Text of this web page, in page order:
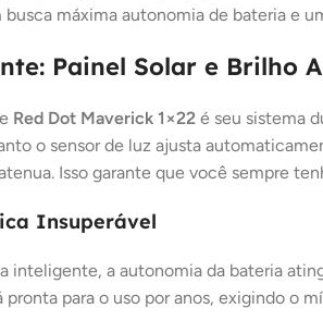
máxima autonomia de bateria e
Painel Solar e Brilho
Red Dot Maverick 1×22 é seu sistema
o sensor de luz ajusta
Isso garante que você sempre
Insuperável
inteligente, a autonomia da bateria
pronta para o uso por anos, exigindo o